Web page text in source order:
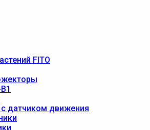
FITO
датчиком движения